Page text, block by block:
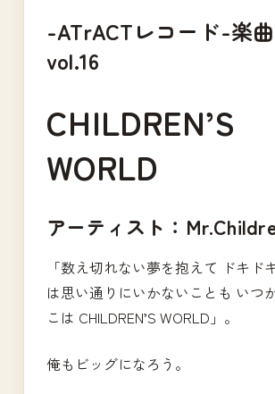
-ATrACTレコード-楽
vol.16
CHILDREN’S
WORLD
アーティスト：
「数え切れない夢を抱えて ドキド
は思い通りにいかないことも いつ
こは CHILDREN’S WORLD」。
俺もビッグになろう。